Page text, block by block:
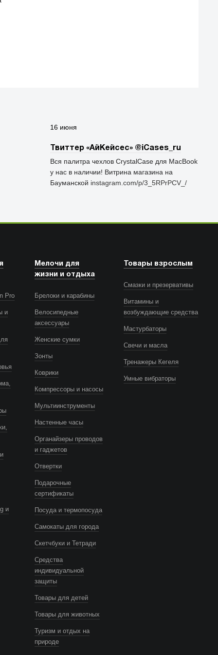
16 июня
Твиттер «АйКейсес» ‏@iCases_ru
Вся палитра чехлов CrystalCase для MacBook
у нас в наличии! Витрина магазина на
Бауманской instagram.com/p/3_5RPrPCV_/
Pro
и
и
Мелочи для
жизни и отдыха
Брелоки и карабины
Велосипедные
аксессуары
Женские сумки
Зонты
Коврики
Компрессоры и насосы
Мультиинструменты
Настенные часы
Органайзеры проводов
и гаджетов
Отвертки
Подарочные
сертификаты
Посуда и термопосуда
Самокаты для города
Скетчбуки и Тетради
Средства
индивидуальной
защиты
Товары для детей
Товары для животных
Туризм и отдых на
природе
Товары взрослым
Смазки и презервативы
Витамины и
возбуждающие средства
Мастурбаторы
Свечи и масла
Тренажеры Кегеля
Умные вибраторы